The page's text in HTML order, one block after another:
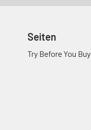
Seiten
Try Before You Buy